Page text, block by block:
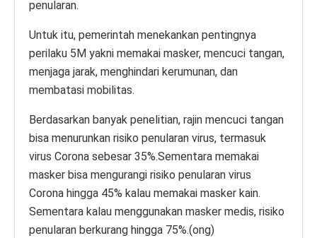
penularan.
Untuk itu, pemerintah menekankan pentingnya
perilaku 5M yakni memakai masker, mencuci tangan,
menjaga jarak, menghindari kerumunan, dan
membatasi mobilitas.
Berdasarkan banyak penelitian, rajin mencuci tangan
bisa menurunkan risiko penularan virus, termasuk
virus Corona sebesar 35%.Sementara memakai
masker bisa mengurangi risiko penularan virus
Corona hingga 45% kalau memakai masker kain.
Sementara kalau menggunakan masker medis, risiko
penularan berkurang hingga 75%.(ong)